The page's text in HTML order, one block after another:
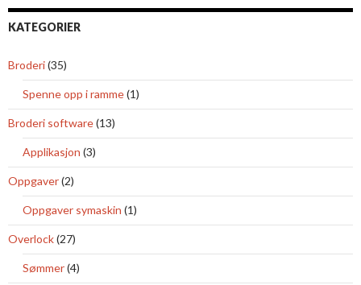
KATEGORIER
Broderi(35)
Spenne opp i ramme(1)
Broderi software(13)
Applikasjon (3)
Oppgaver(2)
Oppgaver symaskin (1)
Overlock(27)
Sømmer(4)